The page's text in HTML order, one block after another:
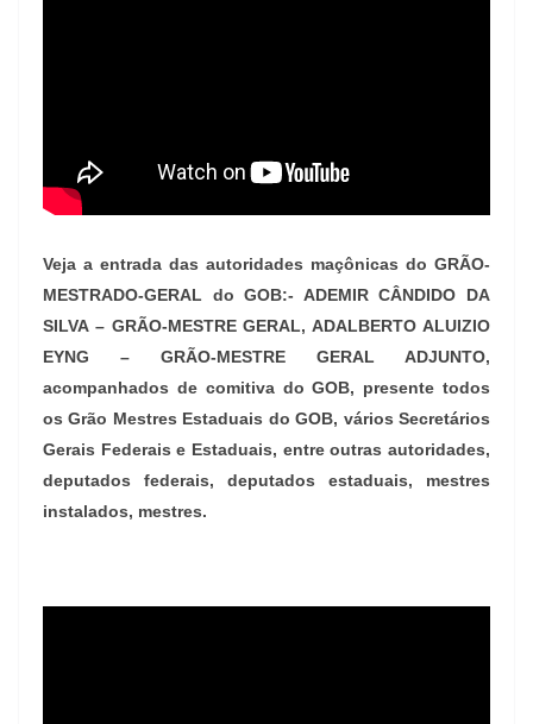
Veja a entrada das autoridades maçônicas do GRÃO-
MESTRADO-GERAL do GOB:- ADEMIR CÂNDIDO DA
SILVA – GRÃO-MESTRE GERAL, ADALBERTO ALUIZIO
EYNG – GRÃO-MESTRE GERAL ADJUNTO,
acompanhados de comitiva do GOB, presente todos
os Grão Mestres Estaduais do GOB, vários Secretários
Gerais Federais e Estaduais, entre outras autoridades,
deputados federais, deputados estaduais, mestres
instalados, mestres.